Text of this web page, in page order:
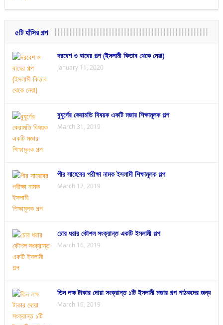
৫টি হাঁসির গল্প
দরবেশ ও বাঘের গল্প (ইসলামী কিতাব থেকে নেয়া)
January 11, 2020
বুযুর্গের কেরামতি বিষয়ক একটি মজার শিক্ষামূলক গল্প
March 31, 2019
পীর সাহেবের পরীক্ষা নামক ইসলামী শিক্ষামূলক গল্প
March 17, 2019
চোর ধরার কৌশল সংক্রান্ত একটি ইসলামী গল্প
March 16, 2019
তিন লক্ষ টাকার দোয়া সংক্রান্ত ১টি ইসলামী মজার গল্প পাঠকদের জন্য
March 16, 2019